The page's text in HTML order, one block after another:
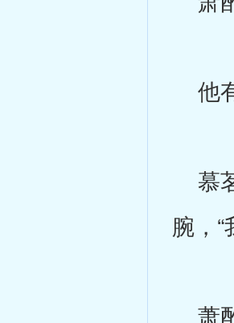
他
慕
腕，
萧